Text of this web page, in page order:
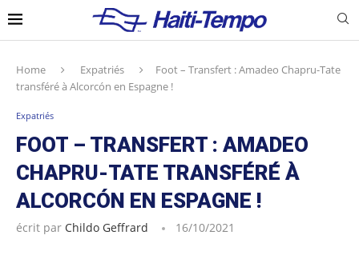
Home Expatriés
Foot – Transfert : Amadeo Chapru-Tate
transféré à Alcorcón en Espagne !
Expatriés
FOOT – TRANSFERT : AMADEO
CHAPRU-TATE TRANSFÉRÉ À
ALCORCÓN EN ESPAGNE !
écrit par Childo Geffrard 16/10/2021